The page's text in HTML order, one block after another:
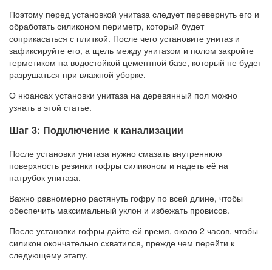
Поэтому перед установкой унитаза следует перевернуть его и
обработать силиконом периметр, который будет
соприкасаться с плиткой. После чего установите унитаз и
зафиксируйте его, а щель между унитазом и полом закройте
герметиком на водостойкой цементной базе, который не будет
разрушаться при влажной уборке.
О нюансах установки унитаза на деревянный пол можно
узнать в этой статье.
Шаг 3: Подключение к канализации
После установки унитаза нужно смазать внутреннюю
поверхность резинки гофры силиконом и надеть её на
патрубок унитаза.
Важно равномерно растянуть гофру по всей длине, чтобы
обеспечить максимальный уклон и избежать провисов.
После установки гофры дайте ей время, около 2 часов, чтобы
силикон окончательно схватился, прежде чем перейти к
следующему этапу.